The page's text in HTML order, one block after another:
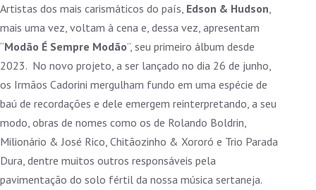
Artistas dos mais carismáticos do país, Edson & Hudson,
mais uma vez, voltam à cena e, dessa vez, apresentam
“Modão É Sempre Modão”, seu primeiro álbum desde
2023. No novo projeto, a ser lançado no dia 26 de junho,
os Irmãos Cadorini mergulham fundo em uma espécie de
baú de recordações e dele emergem reinterpretando, a seu
modo, obras de nomes como os de Rolando Boldrin,
Milionário & José Rico, Chitãozinho & Xororó e Trio Parada
Dura, dentre muitos outros responsáveis pela
pavimentação do solo fértil da nossa música sertaneja.